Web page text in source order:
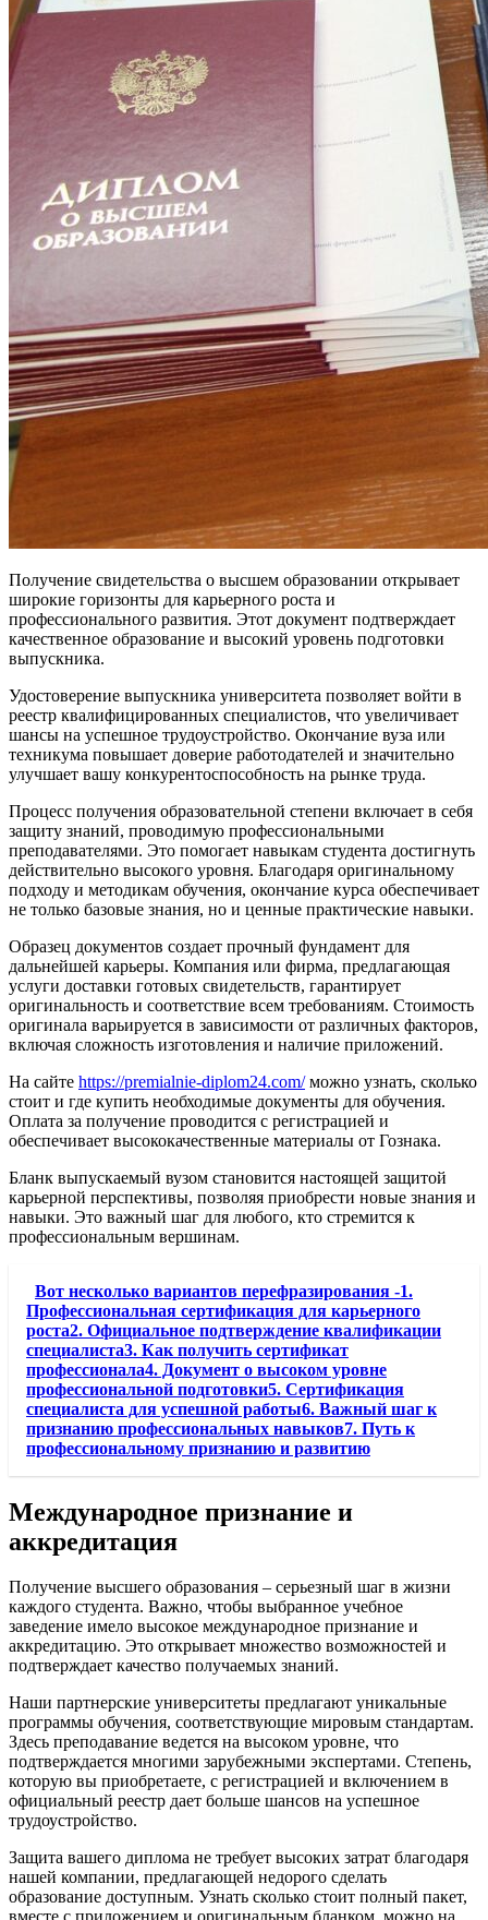
Получение свидетельства о высшем образовании открывает
широкие горизонты для карьерного роста и
профессионального развития. Этот документ подтверждает
качественное образование и высокий уровень подготовки
выпускника.
Удостоверение выпускника университета позволяет войти в
реестр квалифицированных специалистов, что увеличивает
шансы на успешное трудоустройство. Окончание вуза или
техникума повышает доверие работодателей и значительно
улучшает вашу конкурентоспособность на рынке труда.
Процесс получения образовательной степени включает в себя
защиту знаний, проводимую профессиональными
преподавателями. Это помогает навыкам студента достигнуть
действительно высокого уровня. Благодаря оригинальному
подходу и методикам обучения, окончание курса обеспечивает
не только базовые знания, но и ценные практические навыки.
Образец документов создает прочный фундамент для
дальнейшей карьеры. Компания или фирма, предлагающая
услуги доставки готовых свидетельств, гарантирует
оригинальность и соответствие всем требованиям. Стоимость
оригинала варьируется в зависимости от различных факторов,
включая сложность изготовления и наличие приложений.
На сайте https://premialnie-diplom24.com/можно узнать, сколько
стоит и где купить необходимые документы для обучения.
Оплата за получение проводится с регистрацией и
обеспечивает высококачественные материалы от Гознака.
Бланк выпускаемый вузом становится настоящей защитой
карьерной перспективы, позволяя приобрести новые знания и
навыки. Это важный шаг для любого, кто стремится к
профессиональным вершинам.
Вот несколько вариантов перефразирования -1.
Профессиональная сертификация для карьерного
роста2. Официальное подтверждение квалификации
специалиста3. Как получить сертификат
профессионала4. Документ о высоком уровне
профессиональной подготовки5. Сертификация
специалиста для успешной работы6. Важный шаг к
признанию профессиональных навыков7. Путь к
профессиональному признанию и развитию
Международное признание и
аккредитация
Получение высшего образования – серьезный шаг в жизни
каждого студента. Важно, чтобы выбранное учебное
заведение имело высокое международное признание и
аккредитацию. Это открывает множество возможностей и
подтверждает качество получаемых знаний.
Наши партнерские университеты предлагают уникальные
программы обучения, соответствующие мировым стандартам.
Здесь преподавание ведется на высоком уровне, что
подтверждается многими зарубежными экспертами. Степень,
которую вы приобретаете, с регистрацией и включением в
официальный реестр дает больше шансов на успешное
трудоустройство.
Защита вашего диплома не требует высоких затрат благодаря
нашей компании, предлагающей недорого сделать
образование доступным. Узнать сколько стоит полный пакет,